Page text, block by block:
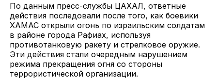
По данным пресс-службы ЦАХАЛ, ответные
действия последовали после того, как боевики
ХАМАС открыли огонь по израильским солдатам
в районе города Рафиах, используя
противотанковую ракету и стрелковое оружие.
Эти действия стали очередным нарушением
режима прекращения огня со стороны
террористической организации.